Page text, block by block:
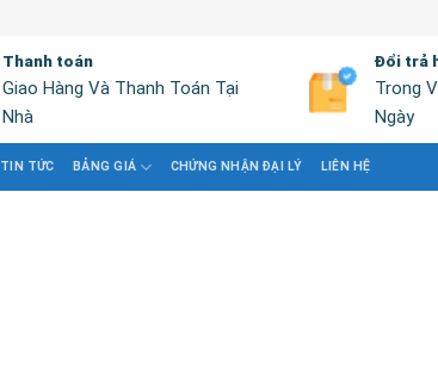
Thanh toán
Giao Hàng Và Thanh Toán Tại
Nhà
Đổi trả
Trong
Ngày
TIN TỨC BẢNG GIÁ CHỨNG NHẬN ĐẠI LÝ LIÊN HỆ